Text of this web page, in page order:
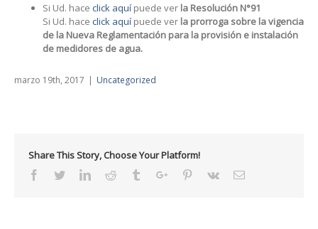
Si Ud. hace click aquí puede ver la Resolución N°91
Si Ud. hace click aquí puede ver la prorroga sobre la vigencia
de la Nueva Reglamentación para la provisión e instalación
de medidores de agua.
marzo 19th, 2017 | Uncategorized
Share This Story, Choose Your Platform!
Facebook
TwitterLinkedinReddit TumblrGoogle+Pinterest
Vk Email